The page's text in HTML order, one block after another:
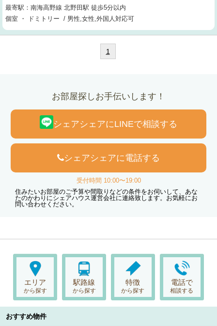
最寄駅：南海高野線 北野田駅 徒歩5分以内
個室 ・ ドミトリー / 男性,女性,外国人対応可
1
お部屋探しお手伝いします！
シェアシェアにLINEで相談する
シェアシェアに電話する
受付時間 10:00〜19:00
住みたいお部屋のご予算や間取りなどの条件をお伺いして、あな
たのかわりにシェアハウス運営会社に連絡致します。お気軽にお
問い合わせください。
エリア
から探す
駅路線
から探す
特徴
から探す
電話で
相談する
おすすめ物件